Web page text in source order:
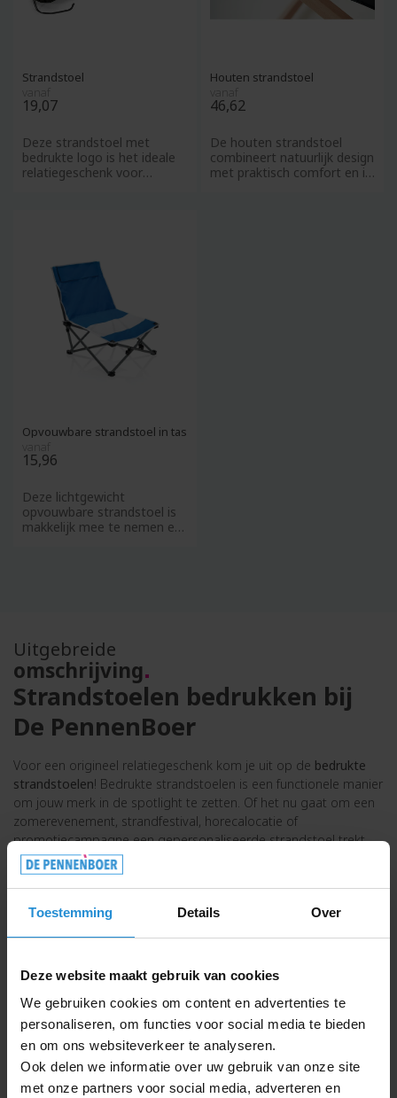
Toestemming Details Over
Deze website maakt gebruik van cookies
We gebruiken cookies om content en advertenties te
personaliseren, om functies voor social media te bieden
en om ons websiteverkeer te analyseren.
Ook delen we informatie over uw gebruik van onze site
met onze partners voor social media, adverteren en
Strandstoel
19,07
Deze strandstoel met
bedrukte logo is het ideale
relatiegeschenk voor
Houten strandstoel
46,62
De houten strandstoel
combineert natuurlijk design
met praktisch comfort en is
Opvouwbare strandstoel in tas
15,96
Deze lichtgewicht
opvouwbare strandstoel is
makkelijk mee te nemen en
Uitgebreide
omschrijving
Strandstoelen bedrukken bij
De PennenBoer
Voor een origineel relatiegeschenk kom je uit op de bedrukte
strandstoelen! Bedrukte strandstoelen is een functionele manier
om jouw merk in de spotlight te zetten. Of het nu gaat om een
zomerevenement, strandfestival, horecalocatie of
promotiecampagne een gepersonaliseerde strandstoel trekt
gelijk de aandacht. Een bedrukte strandstoel met jouw logo of
slogan zorgt ervoor dat jouw merk een prominente plek krijgt
Bedrukkingstechnieken voor
strandstoelen
Voor een duurzamebedrukkingvanstrandstoelenzijn
verschillende bedrukkingstechnieken mogelijk:
Zeefdruk: geschikt voor eenvoudige ontwerpen met
maximaal 4 kleuren
Transferdruk: geschikt voor ontwerpen met maximaal 4